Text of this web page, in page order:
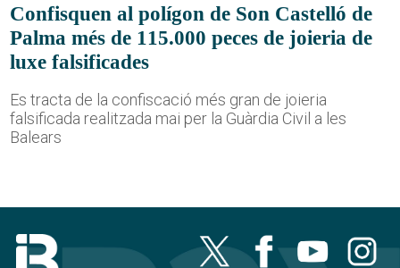
Confisquen al polígon de Son Castelló de
Palma més de 115.000 peces de joieria de
luxe falsificades
Es tracta de la confiscació més gran de joieria
falsificada realitzada mai per la Guàrdia Civil a les
Balears